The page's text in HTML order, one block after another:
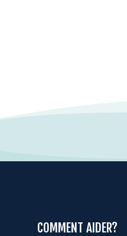
COMMENT AIDER?